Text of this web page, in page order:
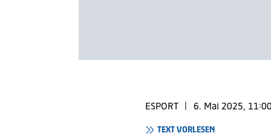
ESPORT 6. Mai 2025,
TEXT VORLESEN